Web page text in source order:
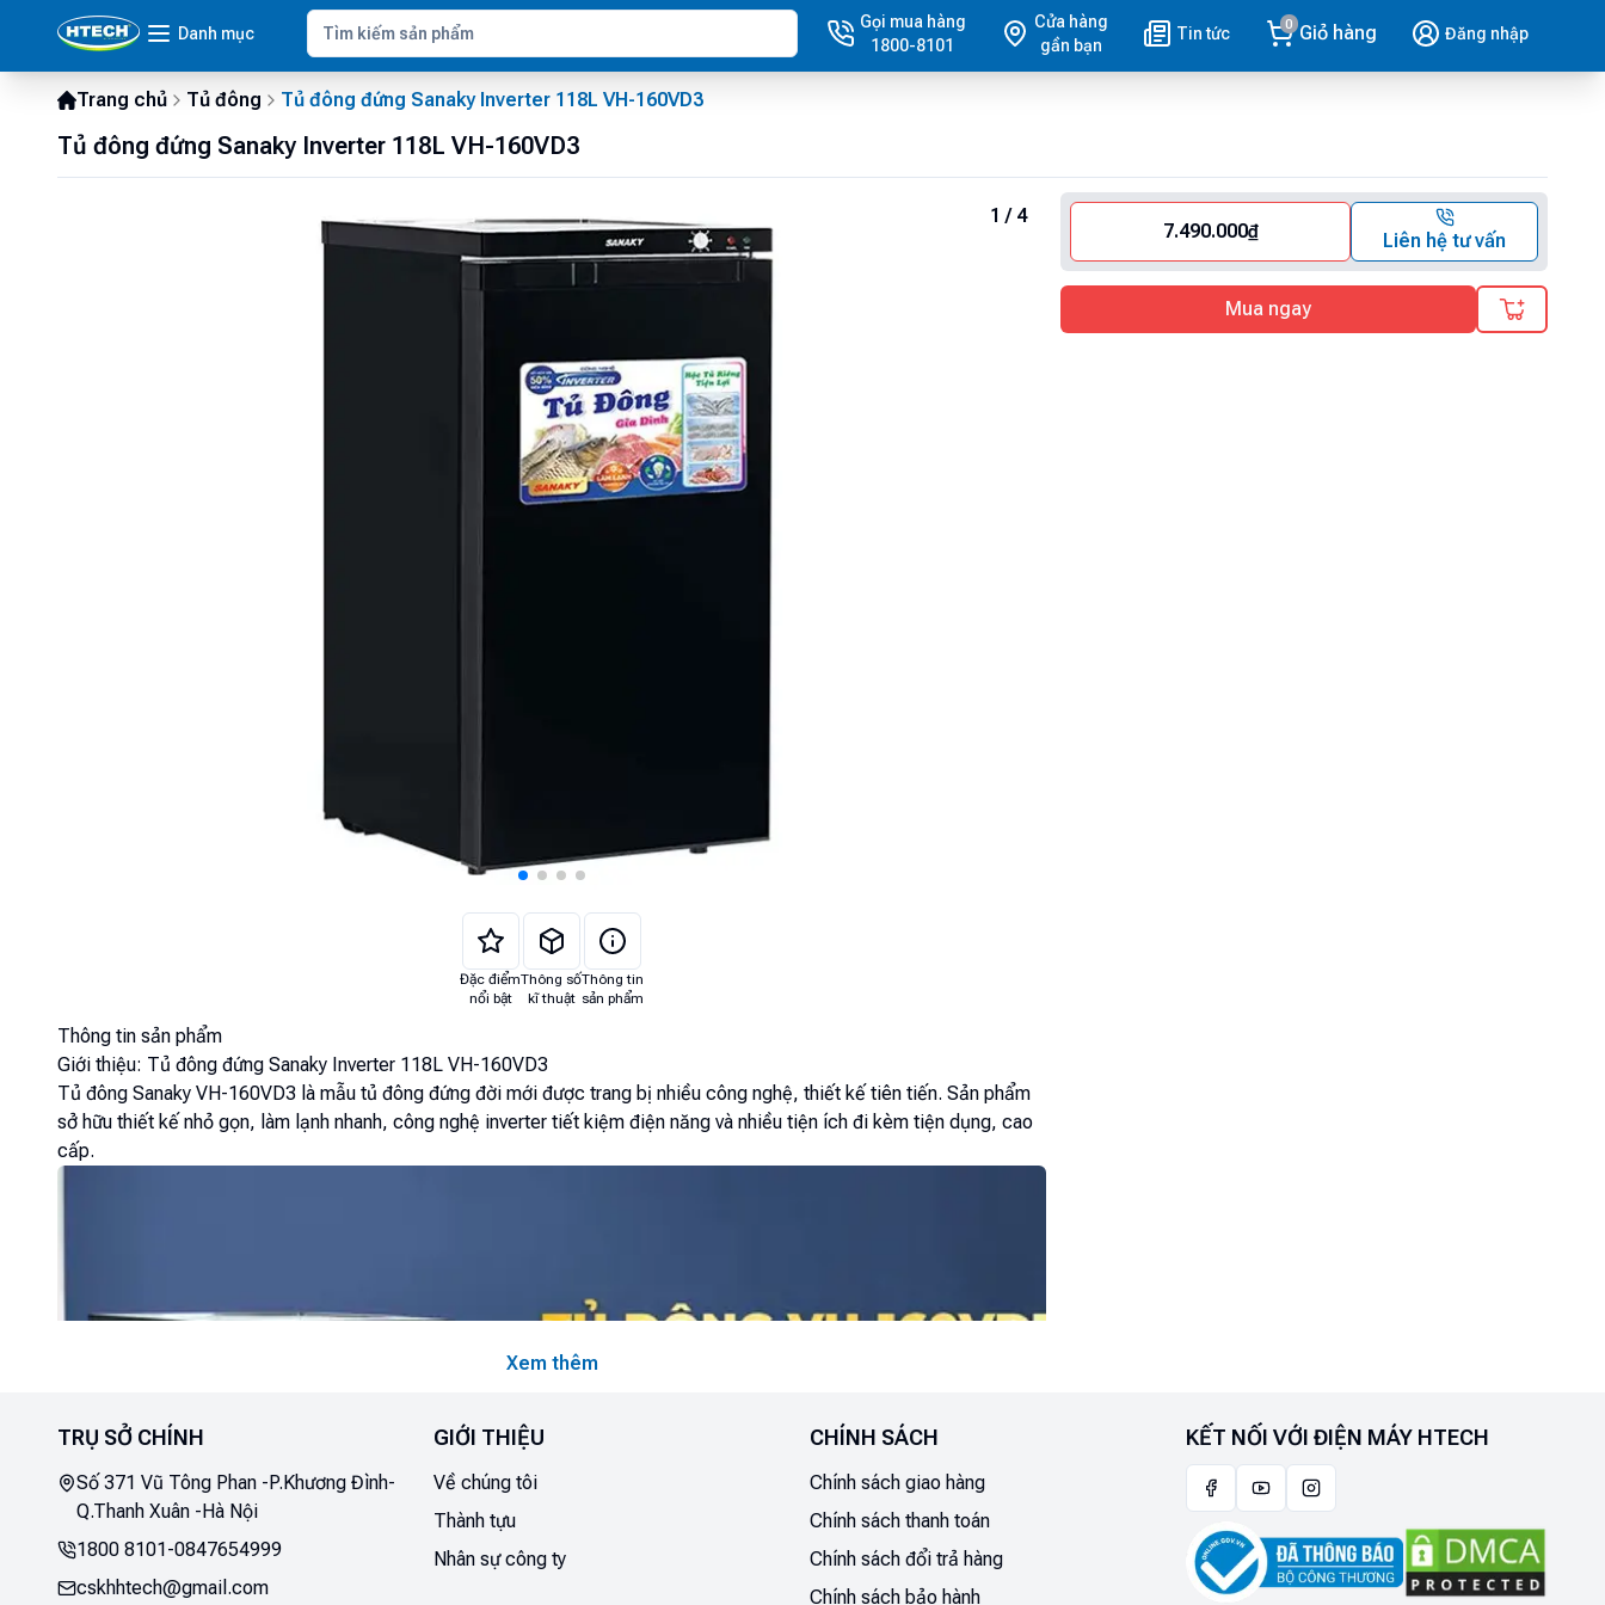
Danh mục
Gọi mua hàng
1800-8101
Cửa hàng
gần bạn
Tin tức 0 Giỏ hàng Đăng nhập
Trang chủ Tủ đông Tủ đông đứng Sanaky Inverter 118L VH-160VD3
1 / 4
Đặc điểm
nổi bật
Thông số
kĩ thuật
Thông tin
sản phẩm
Tủ đông đứng Sanaky Inverter 118L VH-160VD3
7.490.000₫ Liên hệ tư vấn
Mua ngay
Thông tin sản phẩm
Giới thiệu: Tủ đông đứng Sanaky Inverter 118L VH-160VD3
Tủ đông Sanaky VH-160VD3 là mẫu tủ đông đứng đời mới được trang bị nhiều công nghệ, thiết kế tiên tiến. Sản phẩm
sở hữu thiết kế nhỏ gọn, làm lạnh nhanh, công nghệ inverter tiết kiệm điện năng và nhiều tiện ích đi kèm tiện dụng, cao
cấp.
Xem thêm
TRỤ SỞ CHÍNH
Số 371 Vũ Tông Phan -P.Khương Đình-
Q.Thanh Xuân -Hà Nội
1800 8101-0847654999
cskhhtech@gmail.com
GIỚI THIỆU
Về chúng tôi
Thành tựu
Nhân sự công ty
CHÍNH SÁCH
Chính sách giao hàng
Chính sách thanh toán
Chính sách đổi trả hàng
Chính sách bảo hành
KẾT NỐI VỚI ĐIỆN MÁY HTECH